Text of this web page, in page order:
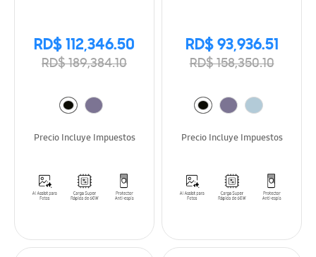
RD$ 112,346.50
RD$ 189,384.10
Precio Incluye Impuestos
RD$ 93,936.51
RD$ 158,350.10
Precio Incluye Impuestos